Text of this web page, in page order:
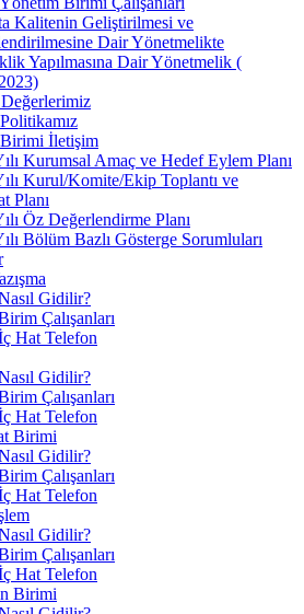
Kalitenin Geliştirilmesi ve
Dair Yönetmelikte
Yapılmasına Dair Yönetmelik (
İletişim
Kurumsal Amaç ve Hedef Eylem Planı
Kurul/Komite/Ekip Toplantı ve
Planı
Öz Değerlendirme Planı
Bölüm Bazlı Gösterge Sorumluları
Gidilir?
Çalışanları
Hat Telefon
Gidilir?
Çalışanları
Hat Telefon
Birimi
Gidilir?
Çalışanları
Hat Telefon
Gidilir?
Çalışanları
Hat Telefon
Birimi